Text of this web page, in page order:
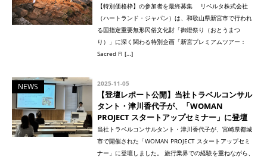
【特別価格枠】の参加者を最終募集 リベルタ株式会社
（ハートランド・ジャパン）は、和歌山県新宮市で行われ
る国指定重要無形民俗文化財「御燈祭り（おとうまつ
り）」に深く関わる特別企画「新宮プレミアムツアー：
Sacred Fl […]
NEWS 2025-11-05
【登壇レポート公開】当社トラベルコンサル
タント・津川香代子が、「WOMAN
PROJECT スタートアップセミナー」に登壇
当社トラベルコンサルタント・津川香代子が、宮崎県都城
市で開催された「WOMAN PROJECT スタートアップセミ
ナー」に登壇しました。 旅行業界での経験を重ねながら、